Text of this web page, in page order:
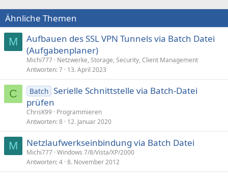
Ähnliche Themen
M
Aufbauen des SSL VPN Tunnels via Batch Datei
(Aufgabenplaner)
Michi777 Netzwerke, Storage, Security, Client Management
Antworten 7 13. April 2023
C Batch Serielle Schnittstelle via Batch-Datei
prüfen
ChrisK99
Programmieren
Antworten 8 12. Januar 2020
M Netzlaufwerkseinbindung via Batch Datei
Michi777 Windows 7/8/Vista/XP/2000
Antworten 4 8. November 2012